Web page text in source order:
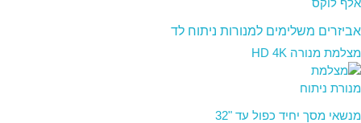
אביזרים משלימים למנורות ניתוח לד
מצלמת מנורה HD 4K
מנשאי מסך יחיד כפול עד "32